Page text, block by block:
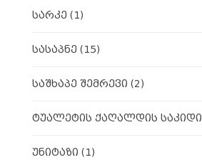
სარკე (1)
სასაპნე (15)
საშხაპე შემრევი (2)
ტუალეტის ქაღალდის საკიდი
უნიტაზი (1)